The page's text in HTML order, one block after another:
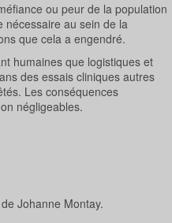
ou peur de la population
nécessaire au sein de la
que cela a engendré.
humaines que logistiques et
des essais cliniques autres
Les conséquences
négligeables.
Johanne Montay.